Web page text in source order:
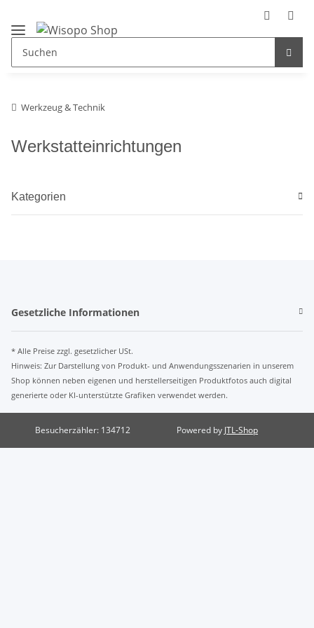
Werkzeug & Technik
Werkstatteinrichtungen
Kategorien
Gesetzliche Informationen
* Alle Preise zzgl. gesetzlicher USt.
Hinweis: Zur Darstellung von Produkt- und Anwendungsszenarien in unserem
Shop können neben eigenen und herstellerseitigen Produktfotos auch digital
generierte oder KI-unterstützte Grafiken verwendet werden.
Besucherzähler: 134712 Powered by JTL-Shop